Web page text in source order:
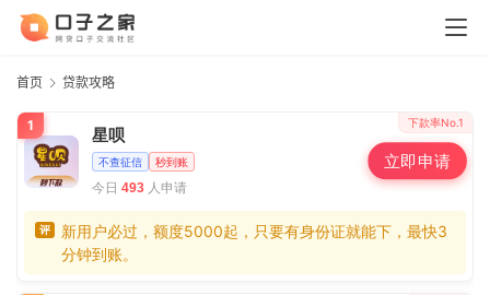
首页 贷款攻略
1 下款率No.1
星呗
不查征信 秒到账
今日 493 人申请
立即申请
评
新用户必过，额度5000起，只要有身份证就能下，最快3
分钟到账。